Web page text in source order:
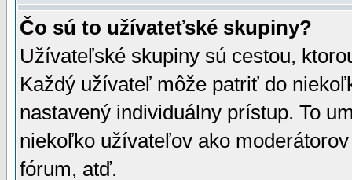
Čo sú to užívateťské skupiny?
Užívateľské skupiny sú cestou,
Každý užívateľ môže patriť do
nastavený individuálny prístup. To
niekoľko užívateľov ako
fórum, atď.